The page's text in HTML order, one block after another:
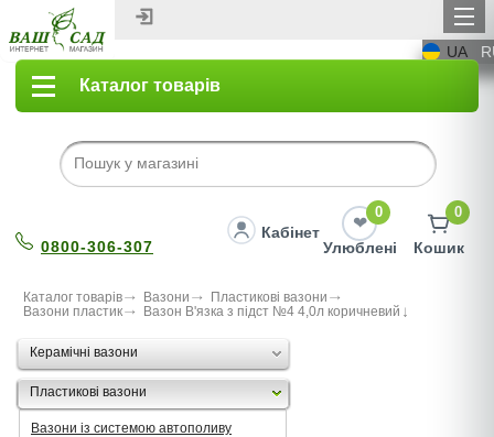
UA
Каталог товарів
0800-306-307
Кабінет
0
Улюблені
0
Кошик
Каталог товарів Вазони
Пластикові вазони
Вазони пластик
Вазон В'язка з підст №4 4,0л коричневий
Керамічні вазони
Пластикові вазони
Вазони із системою автополиву